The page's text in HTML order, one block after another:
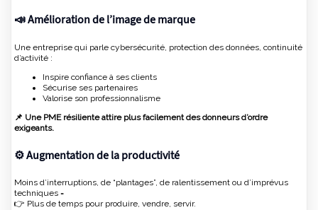
📣 Amélioration de l’image de marque
Une entreprise qui parle cybersécurité, protection des données, continuité
d’activité :
Inspire confiance à ses clients
Sécurise ses partenaires
Valorise son professionnalisme
📌 Une PME résiliente attire plus facilement des donneurs d’ordre
exigeants.
⚙️ Augmentation de la productivité
Moins d’interruptions, de “plantages”, de ralentissement ou d’imprévus
techniques =
👉 Plus de temps pour produire, vendre, servir.